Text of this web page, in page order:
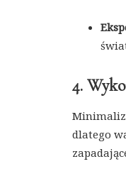
4.
dlatego